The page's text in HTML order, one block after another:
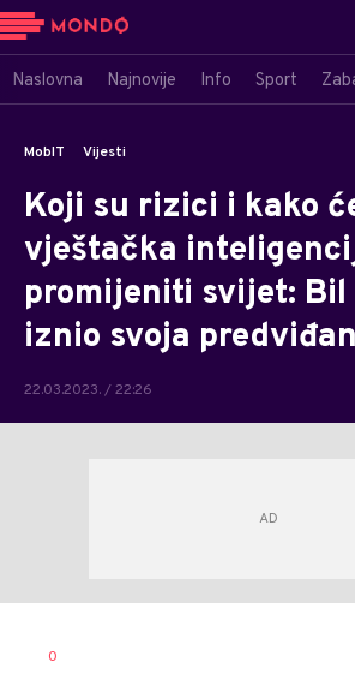
Naslovna Najnovije Info Sport
MobIT Vijesti
Koji su rizici i kako
vještačka
promijeniti svijet: Bil
iznio svoja
22.03.2023. / 22:26
AUTOR
0